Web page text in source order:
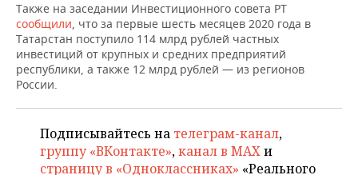
Также на заседании Инвестиционного совета РТ
сообщили, что за первые шесть месяцев 2020 года в
Татарстан поступило 114 млрд рублей частных
инвестиций от крупных и средних предприятий
республики, а также 12 млрд рублей — из регионов
России.
Подписывайтесь на телеграм-канал,
группу «ВКонтакте»,канал в MAXи
страницу в «Одноклассниках» «Реального